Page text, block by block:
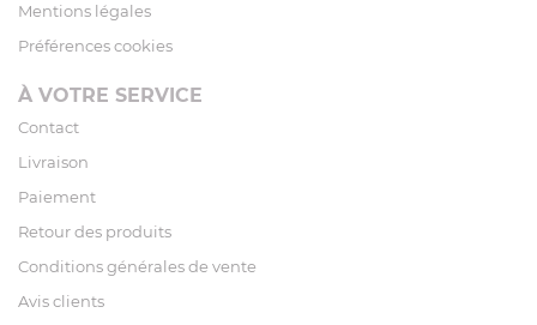
Mentions légales
Préférences cookies
À VOTRE SERVICE
Contact
Livraison
Paiement
Retour des produits
Conditions générales de vente
Avis clients